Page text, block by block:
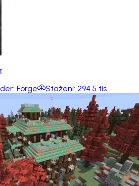
Forge Stažení: 294.5 tis.